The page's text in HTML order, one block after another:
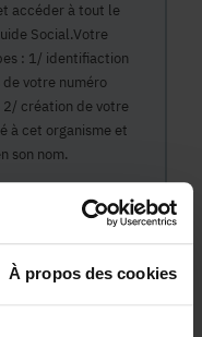
À propos des cookies
accéder à tout le
Social.Votre
: 1/ identifiaction
votre numéro
2/ création de votre
à cet organisme et
son nom.